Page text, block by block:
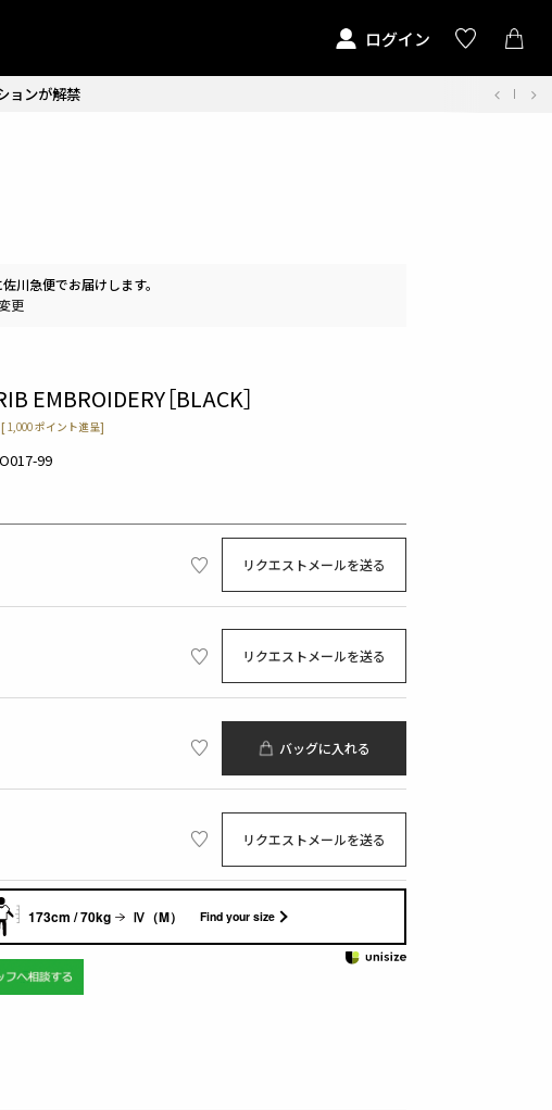
ログイン
ョンが解禁
EMBROIDERY［BLACK］
[ 1,000ポイント進呈]
99
リクエストメールを送る
リクエストメールを送る
バッグに入れる
リクエストメールを送る
173cm / 70kg Ⅳ（M） Find your size
佐川急便でお届けします。
更